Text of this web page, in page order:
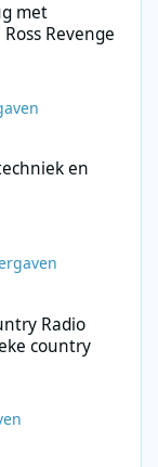
met
Revenge
en
Radio
country